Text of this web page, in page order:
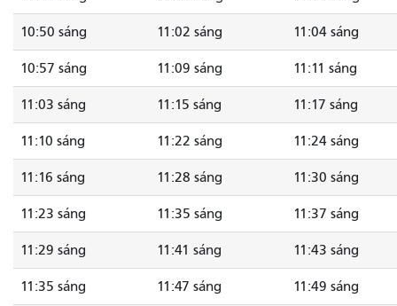
10:50 sáng 11:02 sáng 11:04 sáng
10:57 sáng 11:09 sáng 11:11 sáng
11:03 sáng 11:15 sáng 11:17 sáng
11:10 sáng 11:22 sáng 11:24 sáng
11:16 sáng 11:28 sáng 11:30 sáng
11:23 sáng 11:35 sáng 11:37 sáng
11:29 sáng 11:41 sáng 11:43 sáng
11:35 sáng 11:47 sáng 11:49 sáng